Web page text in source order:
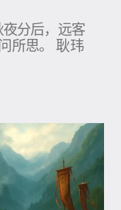
夜分后，远客
所思。 耿玮